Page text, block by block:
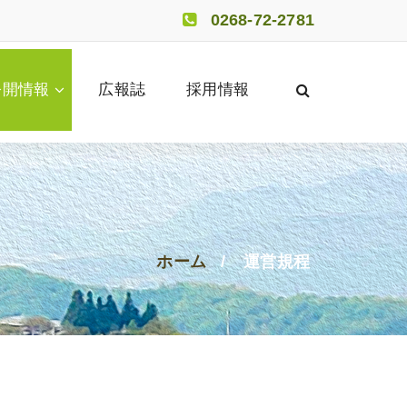
0268-72-2781
情報 広報誌 採用情報
ホーム/ 運営規程